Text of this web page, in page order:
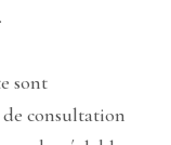
sont
consultation